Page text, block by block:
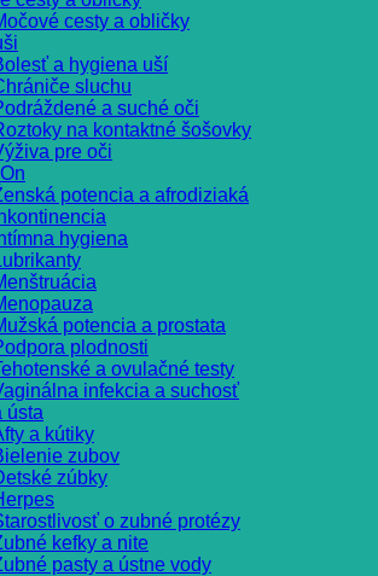
cesty a obličky
a hygiena uší
sluchu
a suché oči
na kontaktné šošovky
pre oči
potencia a afrodiziaká
hygiena
potencia a prostata
plodnosti
a ovulačné testy
infekcia a suchosť
ústa
a kútiky
zubov
zúbky
o zubné protézy
kefky a nite
pasty a ústne vody